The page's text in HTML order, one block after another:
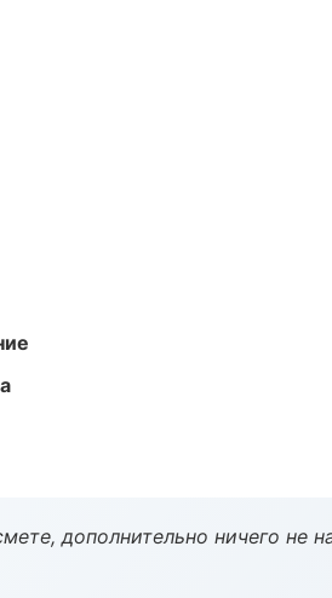
дополнительно ничего не